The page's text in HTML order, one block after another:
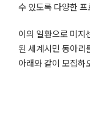
수 있도록 다양한
이의 일환으로 미지
된 세계시민 동아리
아래와 같이 모집하